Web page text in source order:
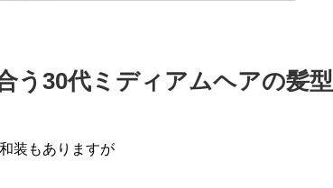
う30代ミディアムヘアの髪型
装もありますが